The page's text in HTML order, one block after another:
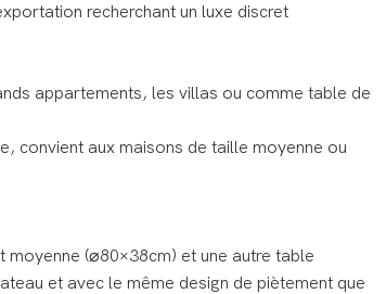
recherchant un luxe discret
appartements, les villas ou comme table de
convient aux maisons de taille moyenne ou
(⌀80×38cm) et une autre table
et avec le même design de piètement que